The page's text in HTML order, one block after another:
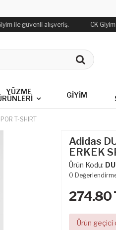
ile güvenli alışveriş. CK
YÜZME
GİYİM
T-SHIRT
Adidas
ERKEK
Ürün Kodu:
0
274.80
Ürün geçici